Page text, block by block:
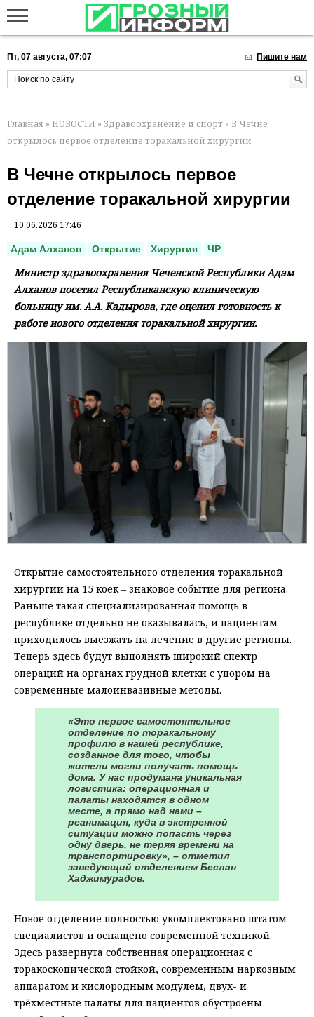
Пт, 07 августа, 07:07 Пишите нам
Главная » НОВОСТИ » Здравоохранение и спорт » В Чечне
открылось первое отделение торакальной хирургии
В Чечне открылось первое
отделение торакальной хирургии
10.06.2026 17:46
Адам Алханов Открытие Хирургия ЧР
Министр здравоохранения Чеченской Республики Адам
Алханов посетил Республиканскую клиническую
больницу им. А.А. Кадырова, где оценил готовность к
работе нового отделения торакальной хирургии.
Открытие самостоятельного отделения торакальной
хирургии на 15 коек – знаковое событие для региона.
Раньше такая специализированная помощь в
республике отдельно не оказывалась, и пациентам
приходилось выезжать на лечение в другие регионы.
Теперь здесь будут выполнять широкий спектр
операций на органах грудной клетки с упором на
современные малоинвазивные методы.
«Это первое самостоятельное
отделение по торакальному
профилю в нашей республике,
созданное для того, чтобы
жители могли получать помощь
дома. У нас продумана уникальная
логистика: операционная и
палаты находятся в одном
месте, а прямо над нами –
реанимация, куда в экстренной
ситуации можно попасть через
одну дверь, не теряя времени на
транспортировку», – отметил
заведующий отделением Беслан
Хаджимурадов.
Новое отделение полностью укомплектовано штатом
специалистов и оснащено современной техникой.
Здесь развернута собственная операционная с
торакоскопической стойкой, современным наркозным
аппаратом и кислородным модулем, двух- и
трёхместные палаты для пациентов обустроены